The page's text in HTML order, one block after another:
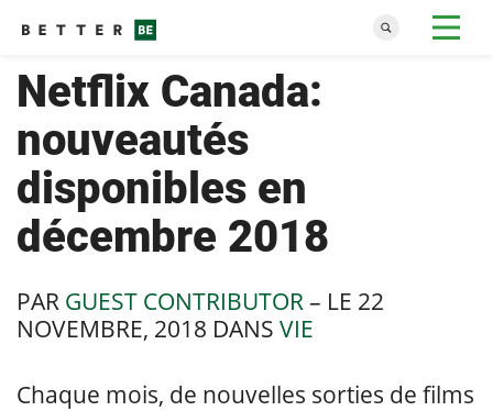
Netflix Canada:
nouveautés
disponibles en
décembre 2018
PAR GUEST CONTRIBUTOR– LE 22
NOVEMBRE, 2018 DANS VIE
Chaque mois, de nouvelles sorties de films